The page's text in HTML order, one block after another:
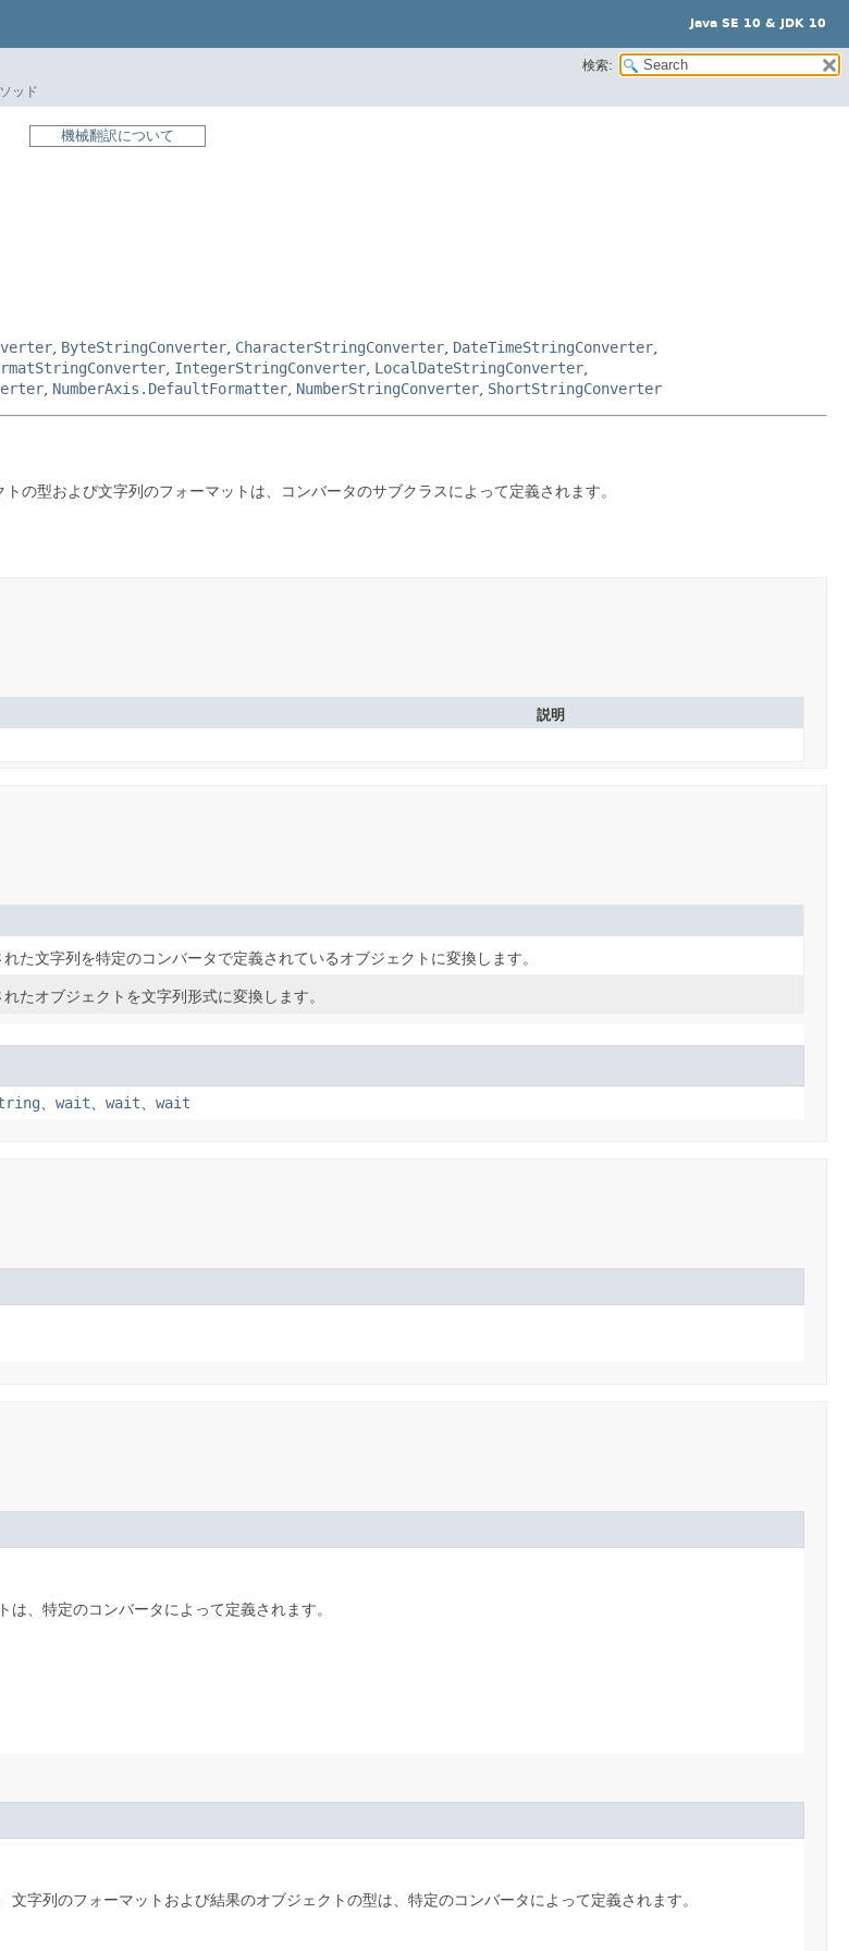
Java SE 10 & JDK 10
検索:
ッド
機械翻訳について
ByteStringConverter CharacterStringConverter DateTimeStringConverter
IntegerStringConverter LocalDateStringConverter
NumberAxis.DefaultFormatter NumberStringConverter ShortStringConverter
トの型および文字列のフォーマットは、コンバータのサブクラスによって定義されます。
説明
れた文字列を特定のコンバータで定義されているオブジェクトに変換します。
たオブジェクトを文字列形式に変換します。
、 wait、 wait、 wait
は、特定のコンバータによって定義されます。
文字列のフォーマットおよび結果のオブジェクトの型は、特定のコンバータによって定義されます。